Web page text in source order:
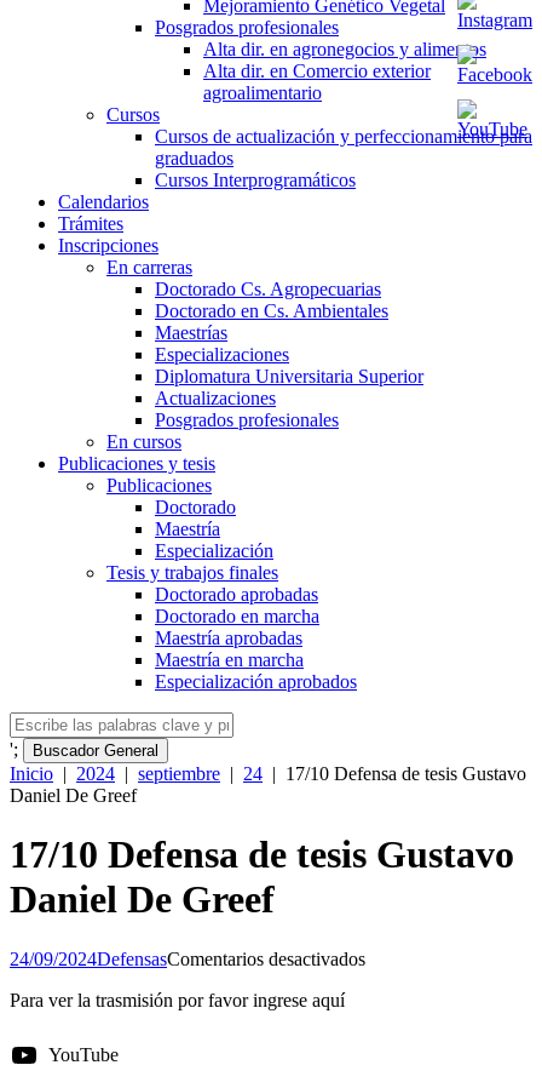
Mejoramiento Genético Vegetal
Posgrados profesionales
Alta dir. en agronegocios y alimentos
Alta dir. en Comercio exterior
agroalimentario
Cursos
Cursos de actualización y perfeccionamiento para
graduados
Cursos Interprogramáticos
Calendarios
Trámites
Inscripciones
En carreras
Doctorado Cs. Agropecuarias
Doctorado en Cs. Ambientales
Maestrías
Especializaciones
Diplomatura Universitaria Superior
Actualizaciones
Posgrados profesionales
En cursos
Publicaciones y tesis
Publicaciones
Doctorado
Maestría
Especialización
Tesis y trabajos finales
Doctorado aprobadas
Doctorado en marcha
Maestría aprobadas
Maestría en marcha
Especialización aprobados
'; Buscador General
Inicio | 2024 | septiembre | 24 | 17/10 Defensa de tesis Gustavo
Daniel De Greef
17/10 Defensa de tesis Gustavo
Daniel De Greef
24/09/2024DefensasComentarios desactivadosen
Para ver la trasmisión por favor ingrese aquí
YouTube